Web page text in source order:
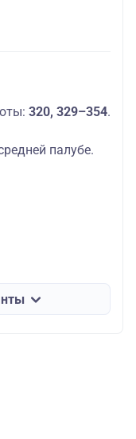
320, 329–354.
палубе.